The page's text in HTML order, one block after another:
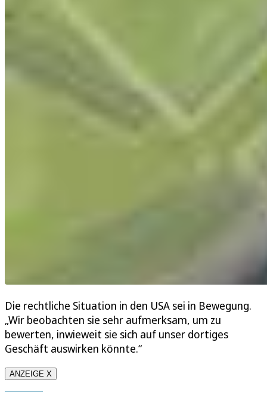
Die rechtliche Situation in den USA sei in Bewegung.
„Wir beobachten sie sehr aufmerksam, um zu
bewerten, inwieweit sie sich auf unser dortiges
Geschäft auswirken könnte.“
ANZEIGE X